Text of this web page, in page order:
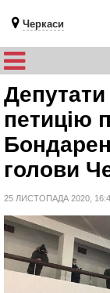
Черкаси
петицію
голови
25 ЛИСТОПАДА 2020,